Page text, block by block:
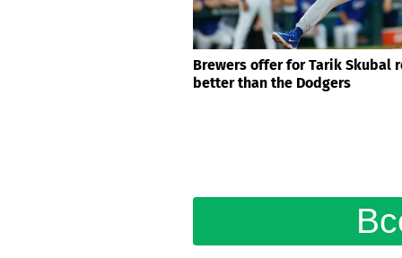
Brewers offer for Tarik Skubal
better than the Dodgers